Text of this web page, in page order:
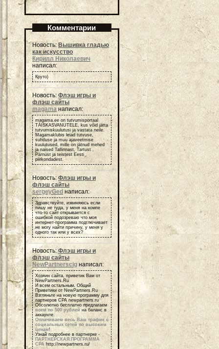
Комментарии
Новость: Вышивка гладью
как искусство
Кирилл Николаевич
написал:
Круто)
Новость: Флэш игры и
флэш сайты
magama написал:
magama.ee on tutvumisportaal
TÄISKASVANUTELE, kus võid jätta
tutvumiskuulutusi ja vastata neile.
Magamaklubis leiad tutvuse,
suhtluse ja muu ajaveetmise
kuulutused, mille on jätnud mehed
ja naised Tallinnast, Tartust ,
Pärnust ja teistest Eesti
piirkondadest.
Новость: Флэш игры и
флэш сайты
sergeyGed написал:
Здравствуйте, извиняюсь если
пишу не туда, у меня на компе
что-то сайт открывается с
ошибкой подозреваю что моя
интернет-программа подглючивает
не могу найти причину, у меня у
одного так или у всех?
Новость:Флэш игры и
флэш сайты
NewPartnerscigнаписал:
Хозяин сайта, приветик Вам от
NewPartners.Ru
И всем остальным, Общий
Приветики от NewPartners.Ru
Взгляньте на новую программу для
партнеров СРА newpartners.ru
Обсолютно бесплатно предлагаем
всем по 500 рублей на баланс в
аккаунте.
Оплачиваем весь Ваш трафик с
социальных сетей по высоким
ценам!
Узнай подробнее в партнерке -
ПАРТНЕРСКАЯ ПРОГРАММА
СРА http://newpartners.ru/